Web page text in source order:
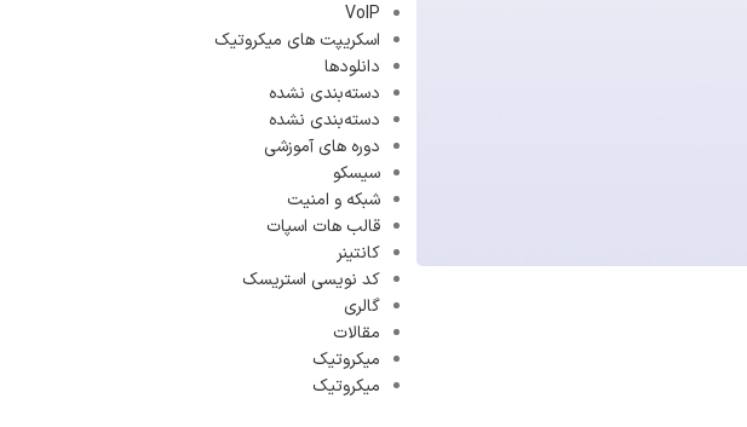
VoIP
اسکریپت های میکروتیک
دانلودها
دسته‌بندی نشده
دسته‌بندی نشده
دوره های آموزشی
سیسکو
شبکه و امنیت
قالب هات اسپات
کانتینر
کد نویسی استریسک
گالری
مقالات
میکروتیک
میکروتیک